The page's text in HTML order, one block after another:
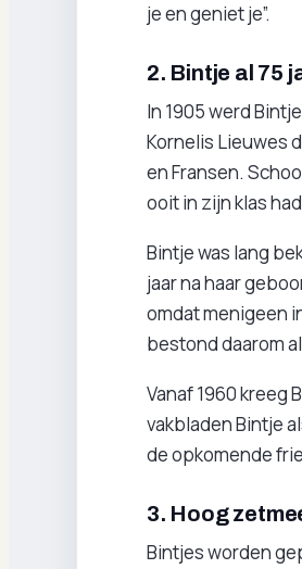
je en geniet je”.
2. Bintje al 75
In 1905 werd
Kornelis Lieuwes
en Fransen.
ooit in zijn klas
Bintje was lang
jaar na haar
omdat menigeen
bestond daarom
Vanaf 1960 kreeg
vakbladen Bintje
de opkomende
3. Hoog
Bintjes worden